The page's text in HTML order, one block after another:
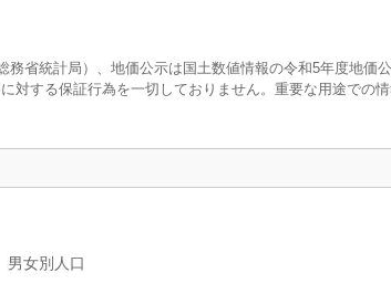
省統計局）、地価公示は国土数値情報の令和5年度地価
対する保証行為を一切しておりません。重要な用途での
男女別人口